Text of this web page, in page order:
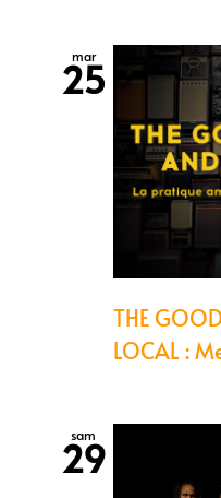
mar
25
THE
LOCAL :
sam
29